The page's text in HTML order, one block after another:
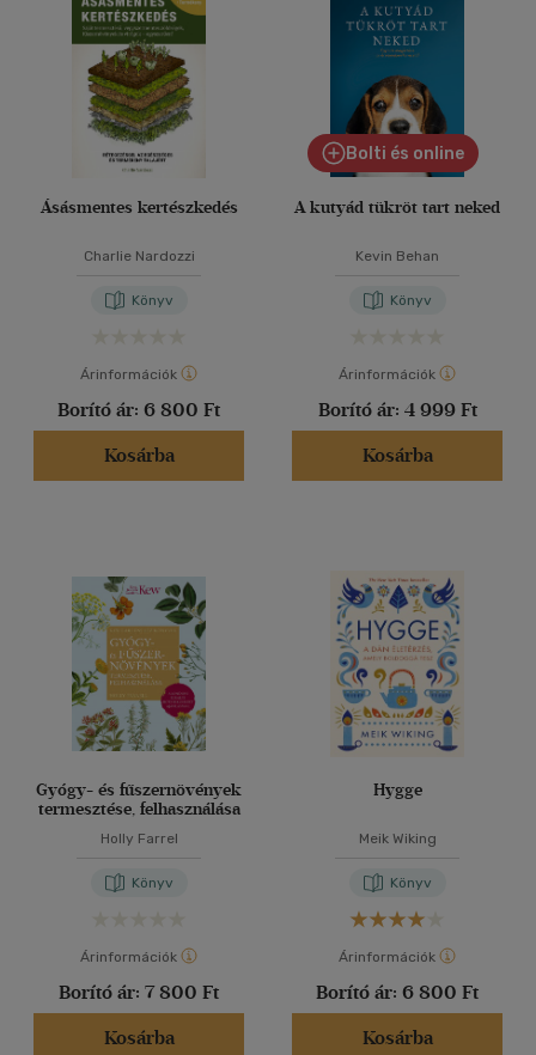
Ásásmentes kertészkedés
Charlie Nardozzi
Könyv
Árinformációk
Borító ár: 6 800 Ft
Kosárba
Bolti és online
A kutyád tükröt tart neked
Kevin Behan
Könyv
Árinformációk
Borító ár: 4 999 Ft
Kosárba
Gyógy- és fűszernövények
termesztése, felhasználása
Holly Farrel
Könyv
Árinformációk
Borító ár: 7 800 Ft
Kosárba
Hygge
Meik Wiking
Könyv
Árinformációk
Borító ár: 6 800 Ft
Kosárba